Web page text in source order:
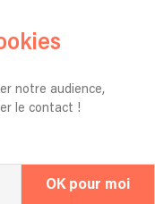
notre audience,
le contact !
OK pour moi